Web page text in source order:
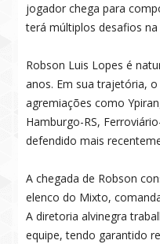
jogador chega para
terá múltiplos desafios
Robson Luis Lopes é
anos. Em sua trajetória,
agremiações como
Hamburgo-RS,
defendido mais
A chegada de Robson
elenco do Mixto,
A diretoria alvinegra
equipe, tendo garantido